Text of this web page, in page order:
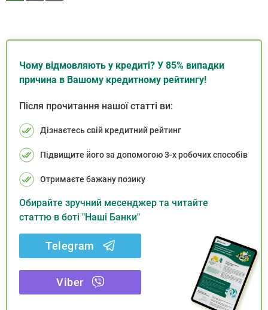
Чому відмовляють у кредиті? У 85% випадки
причина в Вашому кредитному рейтингу!
Після прочитання нашої статті ви:
Дізнаєтесь свій кредитний рейтинг
Підвищите його за допомогою 3-х робочих способів
Отримаєте бажану позику
Обирайте зручний месенджер та читайте
статтю в боті "Наші Банки"
Telegram
Viber